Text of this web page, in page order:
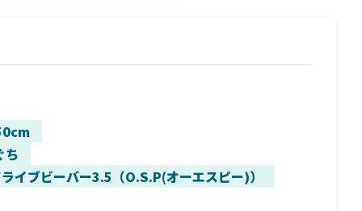
ち
イブビーバー3.5（O.S.P(オーエスピー)）